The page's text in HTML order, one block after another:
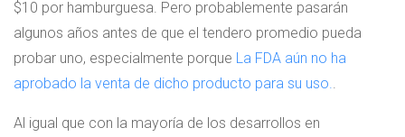
$10 por hamburguesa. Pero probablemente pasarán
algunos años antes de que el tendero promedio pueda
probar uno, especialmente porque La FDA aún no ha
aprobado la venta de dicho producto para su uso..
Al igual que con la mayoría de los desarrollos en